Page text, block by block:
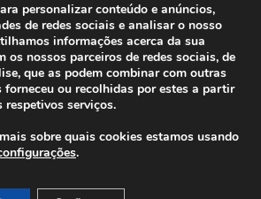
personalizar conteúdo e anúncios,
de redes sociais e analisar o nosso
informações acerca da sua
os nossos parceiros de redes sociais, de
que as podem combinar com outras
forneceu ou recolhidas por estes a partir
serviços.
sobre quais cookies estamos usando
.